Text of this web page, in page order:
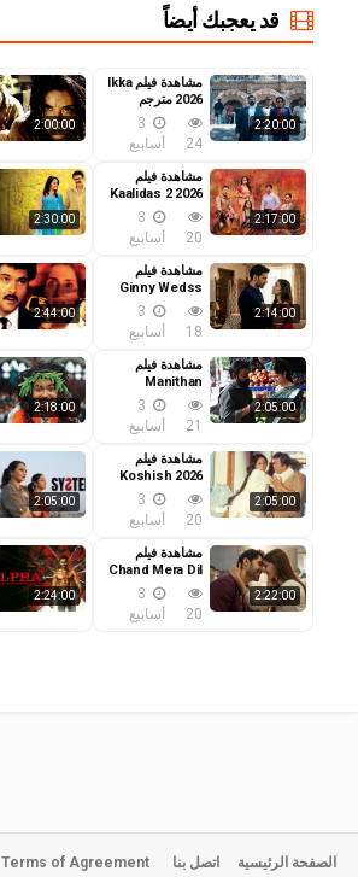
قد يعجبك أيضاً
2:20:00
مشاهدة فيلم Ikka
2026 مترجم
24
3
أسابيع
2:00:00
2:17:00
مشاهدة فيلم
Kaalidas 2 2026
مترجم
20
3
أسابيع
2:30:00
2:14:00
مشاهدة فيلم
Ginny Wedss
Sunny 2 2026
مترجم
18
3
أسابيع
2:44:00
2:05:00
مشاهدة فيلم
Manithan
Deivamagalam
2026 مترجم
21
3
أسابيع
2:18:00
2:05:00
مشاهدة فيلم
Koshish 2026
مترجم
20
3
أسابيع
2:05:00
2:22:00
مشاهدة فيلم
Chand Mera Dil
2026 مترجم
20
3
أسابيع
2:24:00
الصفحة الرئيسية اتصل بنا Terms of Agreement